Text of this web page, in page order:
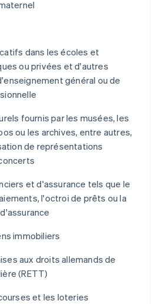
dans les écoles et
ou privées et d'autres
général ou de
fournis par les musées, les
ou les archives, entre autres,
de représentations
et d'assurance tels que le
l'octroi de prêts ou la
immobiliers
aux droits allemands de
(RETT)
et les loteries